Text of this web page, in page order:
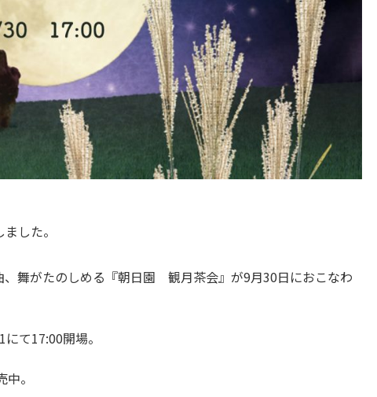
した。
、舞がたのしめる『朝日園 観月茶会』が9月30日におこなわ
て17:00開場。
。